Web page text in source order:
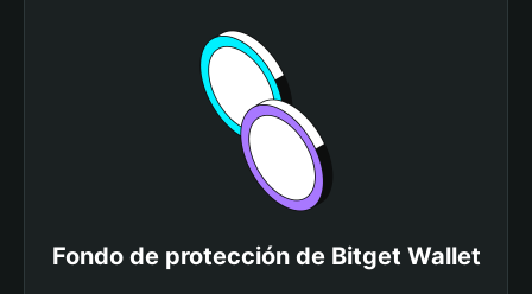
Fondo de protección de Bitget Wallet